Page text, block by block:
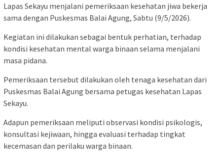
Lapas Sekayu menjalani pemeriksaan kesehatan jiwa bekerja
sama dengan Puskesmas Balai Agung, Sabtu (9/5/2026).
Kegiatan ini dilakukan sebagai bentuk perhatian, terhadap
kondisi kesehatan mental warga binaan selama menjalani
masa pidana.
Pemeriksaan tersebut dilakukan oleh tenaga kesehatan dari
Puskesmas Balai Agung bersama petugas kesehatan Lapas
Sekayu.
Adapun pemeriksaan meliputi observasi kondisi psikologis,
konsultasi kejiwaan, hingga evaluasi terhadap tingkat
kecemasan dan perilaku warga binaan.